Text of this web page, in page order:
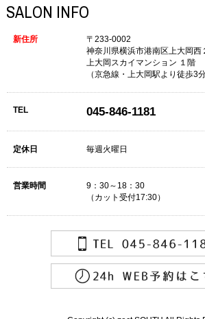
SALON INFO
新住所
〒233-0002
神奈川県横浜市港南区上大岡西
上大岡スカイマンション １階
（京急線・上大岡駅より徒歩3分
TEL 045-846-1181
定休日 毎週火曜日
営業時間
9：30～18：30
（カット受付17:30）